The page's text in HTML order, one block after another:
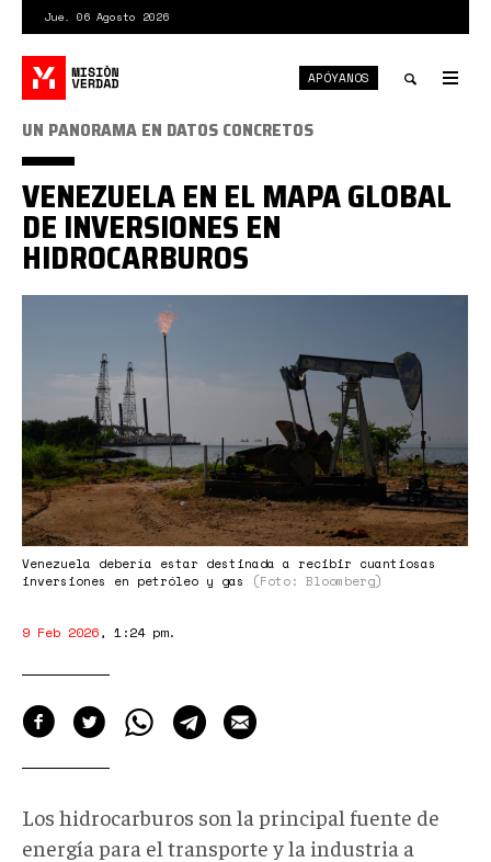
contenido
principal
Jue. 06 Agosto 2026
APÓYANOS
2026-
02-
06
11-
13-
53.png
Venezuela debería estar destinada a recibir cuantiosas
inversiones en petróleo y gas
(Foto: Bloomberg)
UN PANORAMA EN DATOS CONCRETOS
VENEZUELA EN EL MAPA GLOBAL
DE INVERSIONES EN
HIDROCARBUROS
9 Feb 2026, 1:24 pm.
Los hidrocarburos son la principal fuente de
energía para el transporte y la industria a